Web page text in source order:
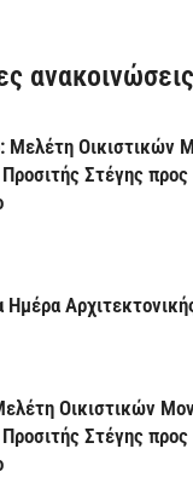
ανακοινώσεις
Μελέτη Οικιστικών
Στέγης προς
Ημέρα
Οικιστικών
Στέγης προς